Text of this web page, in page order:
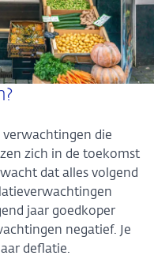
die
zich in de toekomst
dat alles volgend
jaar goedkoper
negatief. Je
deflatie.